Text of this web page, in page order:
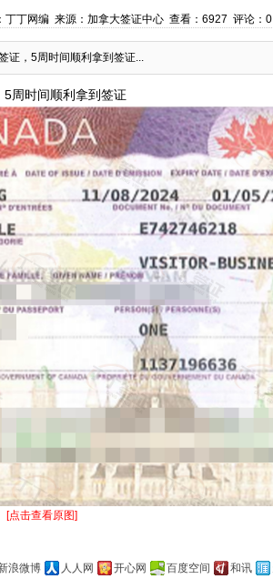
丁丁网编 来源：加拿大签证中心 查看：6927 评论：0
证，5周时间顺利拿到签证...
周时间顺利拿到签证
[点击查看原图]
浪微博 人人网 开心网 百度空间 和讯